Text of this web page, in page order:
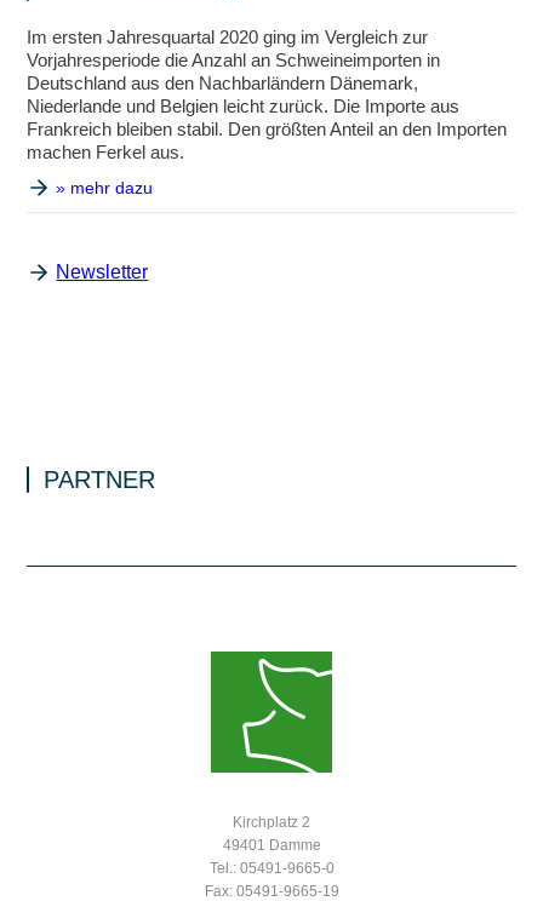
Im ersten Jahresquartal 2020 ging im Vergleich zur
Vorjahresperiode die Anzahl an Schweineimporten in
Deutschland aus den Nachbarländern Dänemark,
Niederlande und Belgien leicht zurück. Die Importe aus
Frankreich bleiben stabil. Den größten Anteil an den Importen
machen Ferkel aus.
» mehr dazu
Newsletter
PARTNER
Kirchplatz 2
49401 Damme
Tel.: 05491-9665-0
Fax: 05491-9665-19